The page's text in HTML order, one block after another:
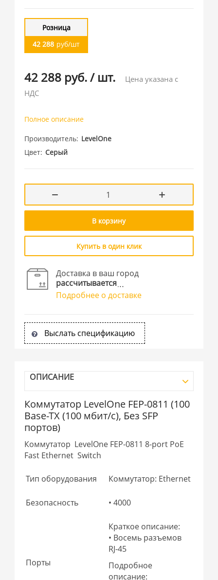
Розница
42 288 руб/шт
42 288 руб./ шт.
Цена указана с
НДС
Полное описание
Производитель LevelOne
Цвет Серый
В корзину
Купить в один клик
Доставка в ваш город
рассчитывается
Подробнее о доставке
Выслать спецификацию
ОПИСАНИЕ
Коммутатор LevelOne FEP-0811 (100
Base-TX (100 мбит/с), Без SFP
портов)
Коммутатор LevelOne FEP-0811 8-port PoE
Fast Ethernet Switch
Тип оборудования Коммутатор: Ethernet
Безопасность • 4000
Порты
Краткое описание:
• Восемь разъемов
RJ-45
Подробное
описание: